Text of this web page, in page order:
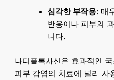
심각한 부작용: 매
반응이나 피부의
니다.
나디플록사신은 효과적인
피부 감염의 치료에 널리 사